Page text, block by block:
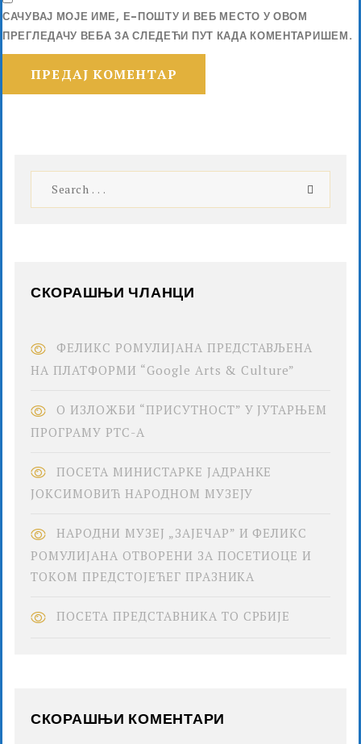
САЧУВАЈ МОЈЕ ИМЕ, Е-ПОШТУ И ВЕБ МЕСТО У ОВОМ
ПРЕГЛЕДАЧУ ВЕБА ЗА СЛЕДЕЋИ ПУТ КАДА КОМЕНТАРИШЕМ.
СКОРАШЊИ ЧЛАНЦИ
ФЕЛИКС РОМУЛИЈАНА ПРЕДСТАВЉЕНА
НА ПЛАТФОРМИ “Google Arts & Culture”
О ИЗЛОЖБИ “ПРИСУТНОСТ” У ЈУТАРЊЕМ
ПРОГРАМУ РТС-А
ПОСЕТА МИНИСТАРКЕ ЈАДРАНКЕ
ЈОКСИМОВИЋ НАРОДНОМ МУЗЕЈУ
НАРОДНИ МУЗЕЈ „ЗАЈЕЧАР” И ФЕЛИКС
РОМУЛИЈАНА ОТВОРЕНИ ЗА ПОСЕТИОЦЕ И
ТОКОМ ПРЕДСТОЈЕЋЕГ ПРАЗНИКА
ПОСЕТА ПРЕДСТАВНИКА ТО СРБИЈЕ
СКОРАШЊИ КОМЕНТАРИ